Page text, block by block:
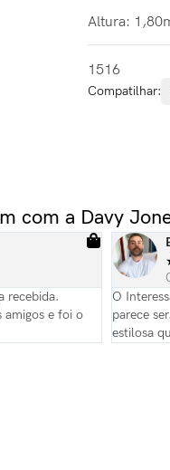
Altura:
1516
Compatilhar:
com a Davy
recebida.
amigos e foi o
O
parece
estilosa